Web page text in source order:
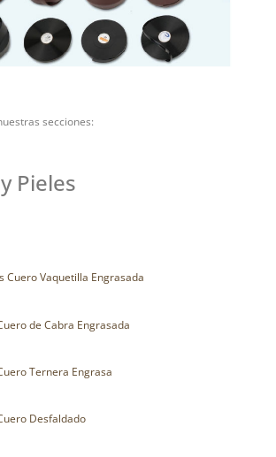
secciones:
Pieles
Cuero Vaquetilla Engrasada
de Cabra Engrasada
Ternera Engrasa
Desfaldado